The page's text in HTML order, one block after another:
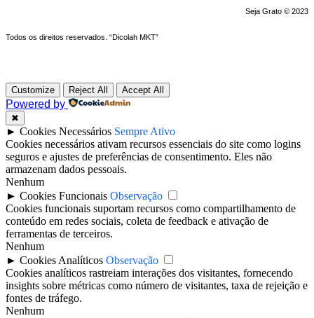
Seja Grato © 2023
Todos os direitos reservados. “Dicolah MKT”
Customize Reject All Accept All
Powered by
✖
► Cookies Necessários Sempre Ativo
Cookies necessários ativam recursos essenciais do site como logins
seguros e ajustes de preferências de consentimento. Eles não
armazenam dados pessoais.
Nenhum
► Cookies Funcionais Observação
Cookies funcionais suportam recursos como compartilhamento de
conteúdo em redes sociais, coleta de feedback e ativação de
ferramentas de terceiros.
Nenhum
► Cookies Analíticos Observação
Cookies analíticos rastreiam interações dos visitantes, fornecendo
insights sobre métricas como número de visitantes, taxa de rejeição e
fontes de tráfego.
Nenhum